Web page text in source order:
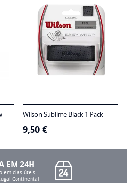
Wilson Sublime Black 1 Pack
9,50 €
EM 24H
em dias úteis
Continental